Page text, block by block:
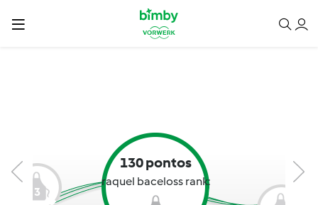
3
130 pontos
raquel baceloss rank: